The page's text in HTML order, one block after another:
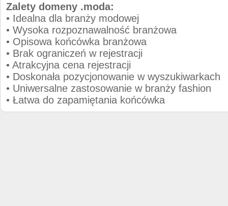
Zalety domeny .moda:
• Idealna dla branży modowej
• Wysoka rozpoznawalność branżowa
• Opisowa końcówka branżowa
• Brak ograniczeń w rejestracji
• Atrakcyjna cena rejestracji
• Doskonała pozycjonowanie w wyszukiwarkach
• Uniwersalne zastosowanie w branży fashion
• Łatwa do zapamiętania końcówka